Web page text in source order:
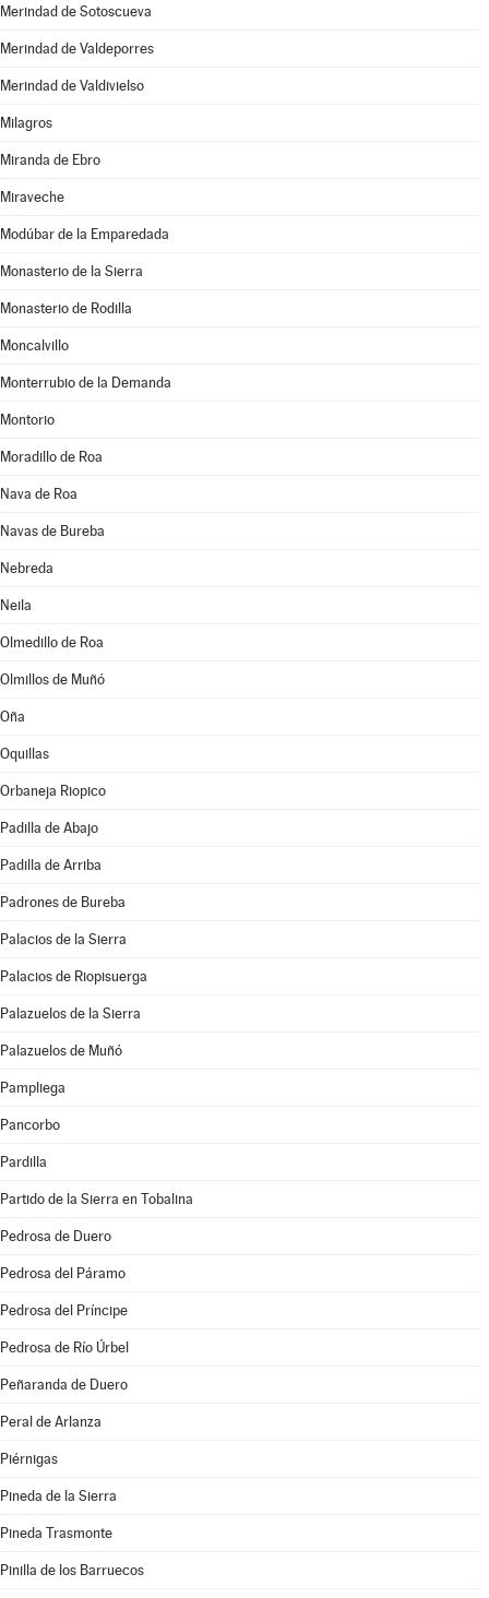
Merindad de Sotoscueva
Merindad de Valdeporres
Merindad de Valdivielso
Milagros
Miranda de Ebro
Miraveche
Modúbar de la Emparedada
Monasterio de la Sierra
Monasterio de Rodilla
Moncalvillo
Monterrubio de la Demanda
Montorio
Moradillo de Roa
Nava de Roa
Navas de Bureba
Nebreda
Neila
Olmedillo de Roa
Olmillos de Muñó
Oña
Oquillas
Orbaneja Riopico
Padilla de Abajo
Padilla de Arriba
Padrones de Bureba
Palacios de la Sierra
Palacios de Riopisuerga
Palazuelos de la Sierra
Palazuelos de Muñó
Pampliega
Pancorbo
Pardilla
Partido de la Sierra en Tobalina
Pedrosa de Duero
Pedrosa del Páramo
Pedrosa del Príncipe
Pedrosa de Río Úrbel
Peñaranda de Duero
Peral de Arlanza
Piérnigas
Pineda de la Sierra
Pineda Trasmonte
Pinilla de los Barruecos